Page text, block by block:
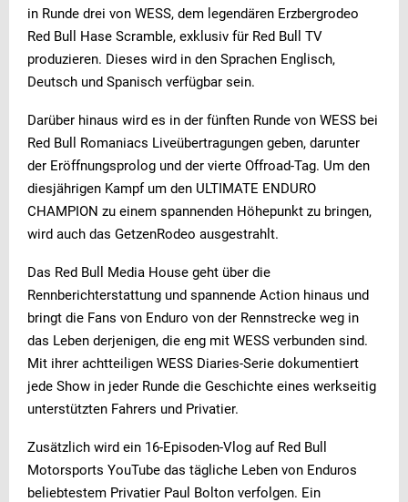
in Runde drei von WESS, dem legendären Erzbergrodeo
Red Bull Hase Scramble, exklusiv für Red Bull TV
produzieren. Dieses wird in den Sprachen Englisch,
Deutsch und Spanisch verfügbar sein.
Darüber hinaus wird es in der fünften Runde von WESS bei
Red Bull Romaniacs Liveübertragungen geben, darunter
der Eröffnungsprolog und der vierte Offroad-Tag. Um den
diesjährigen Kampf um den ULTIMATE ENDURO
CHAMPION zu einem spannenden Höhepunkt zu bringen,
wird auch das GetzenRodeo ausgestrahlt.
Das Red Bull Media House geht über die
Rennberichterstattung und spannende Action hinaus und
bringt die Fans von Enduro von der Rennstrecke weg in
das Leben derjenigen, die eng mit WESS verbunden sind.
Mit ihrer achtteiligen WESS Diaries-Serie dokumentiert
jede Show in jeder Runde die Geschichte eines werkseitig
unterstützten Fahrers und Privatier.
Zusätzlich wird ein 16-Episoden-Vlog auf Red Bull
Motorsports YouTube das tägliche Leben von Enduros
beliebtestem Privatier Paul Bolton verfolgen. Ein